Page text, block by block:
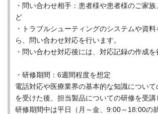
・問い合わせ相手：患者様や患者様のご家
ど
・トラブルシューティングのシステムや資
ら、問い合わせ対応を行います。
・問い合わせ対応後には、対応記録の作成を
・研修期間：6週間程度を想定
電話対応や医療業界の基本的な知識につい
を受けた後、担当製品についての研修を受講
研修期間中は平日（月～金、9:00～18:00の